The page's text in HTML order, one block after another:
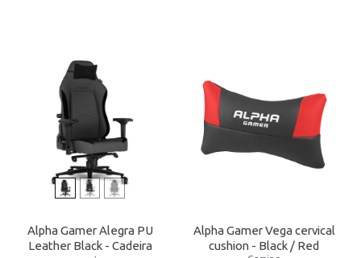
Alpha Gamer Alegra PU
Leather Black - Cadeira
Alpha Gamer Vega cervical
cushion - Black / Red